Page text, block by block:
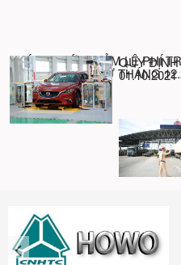
CHÍNH THỨC GIẢM LỆ PHÍ
TRONG NƯỚC TỪ THÁNG
QUY